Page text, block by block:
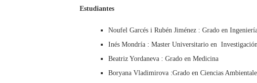
Estudiantes
Noufel Garcés i Rubén Jiménez : Grado en
Inés Mondría : Master Universitario en
Beatriz Yordaneva : Grado en Medicina
Boryana Vladimirova :Grado en Ciencias